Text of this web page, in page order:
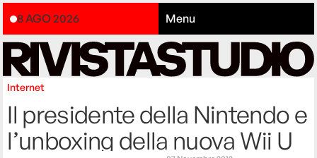
8 AGO 2026 Menu
Internet
Il presidente della Nintendo e
l’unboxing della nuova Wii U